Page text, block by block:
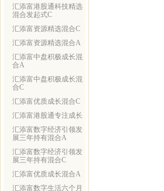
汇添富港股通科技精选
混合发起式C
汇添富资源精选混合C
汇添富资源精选混合A
汇添富中盘积极成长混
合A
汇添富中盘积极成长混
合C
汇添富优质成长混合C
汇添富港股通专注成长
汇添富数字经济引领发
展三年持有混合A
汇添富数字经济引领发
展三年持有混合C
汇添富优质成长混合A
汇添富数字生活六个月